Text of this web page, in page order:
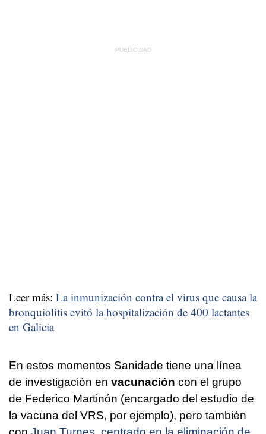
Leer más: La inmunización contra el virus que causa la
bronquiolitis evitó la hospitalización de 400 lactantes
en Galicia
En estos momentos Sanidade tiene una línea
de investigación en vacunación con el grupo
de Federico Martinón (encargado del estudio de
la vacuna del VRS, por ejemplo), pero también